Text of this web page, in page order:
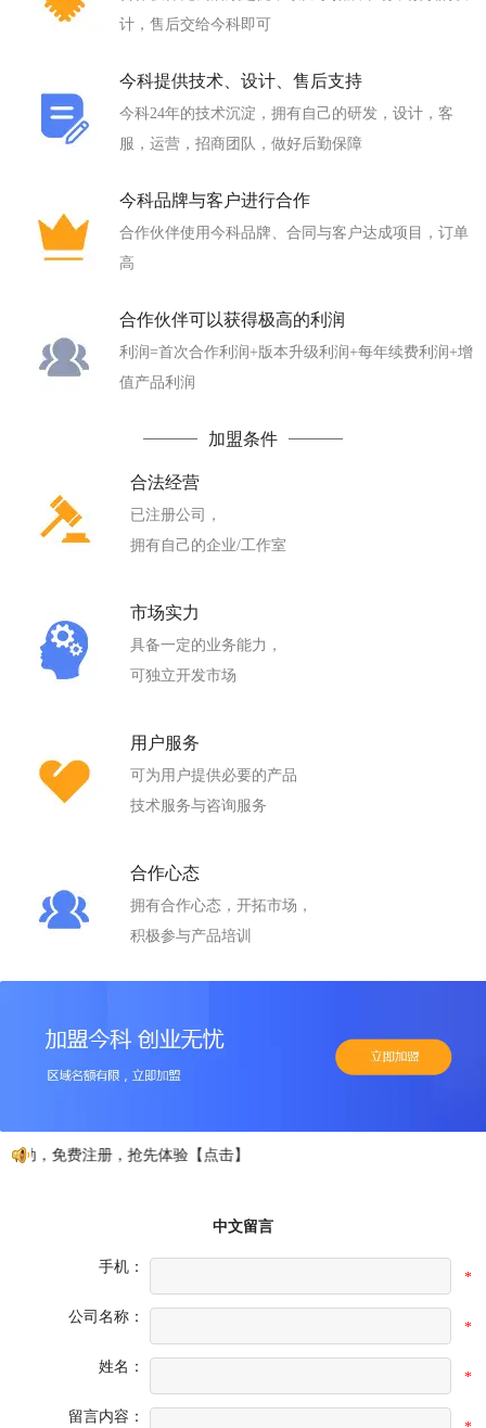
计，售后交给今科即可
今科提供技术、设计、售后支持
今科24年的技术沉淀，拥有自己的研发，设计，客
服，运营，招商团队，做好后勤保障
今科品牌与客户进行合作
合作伙伴使用今科品牌、合同与客户达成项目，订单
高
合作伙伴可以获得极高的利润
利润=首次合作利润+版本升级利润+每年续费利润+增
值产品利润
加盟条件
合法经营
已注册公司，
拥有自己的企业/工作室
市场实力
具备一定的业务能力，
可独立开发市场
用户服务
可为用户提供必要的产品
技术服务与咨询服务
合作心态
拥有合作心态，开拓市场，
积极参与产品培训
动，免费注册，抢先体验【点击】
中文留言
手机：
*
公司名称：
*
姓名：
*
留言内容：